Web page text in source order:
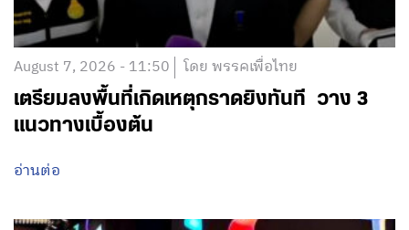
August 7, 2026 - 11:50 โดย พรรคเพื่อไทย
เตรียมลงพื้นที่เกิดเหตุกราดยิงทันที วาง 3
แนวทางเบื้องต้น
อ่านต่อ